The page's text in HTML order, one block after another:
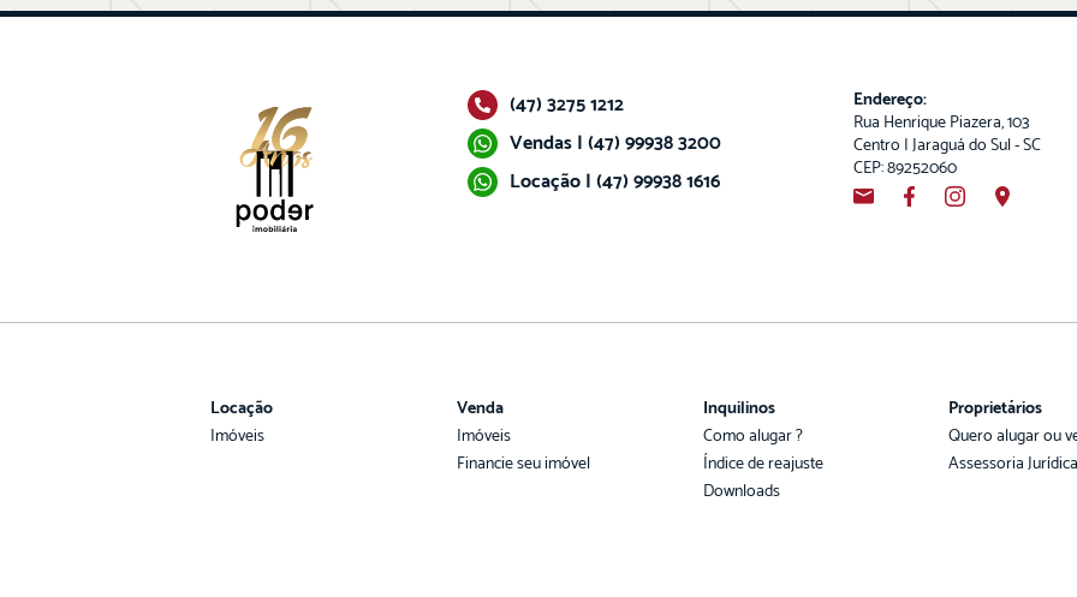
(47) 3275 1212
Vendas | (47) 99938 3200
Locação | (47) 99938 1616
Endereço:
Rua Henrique Piazera, 103
Centro | Jaraguá do Sul - SC
CEP: 89252060
Locação
Imóveis
Venda
Imóveis
Financie seu imóvel
Inquilinos
Como alugar ?
Índice de reajuste
Downloads
Proprietários
Quero alugar ou
Assessoria